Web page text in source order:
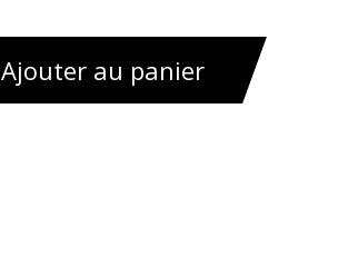
Ajouter au panier